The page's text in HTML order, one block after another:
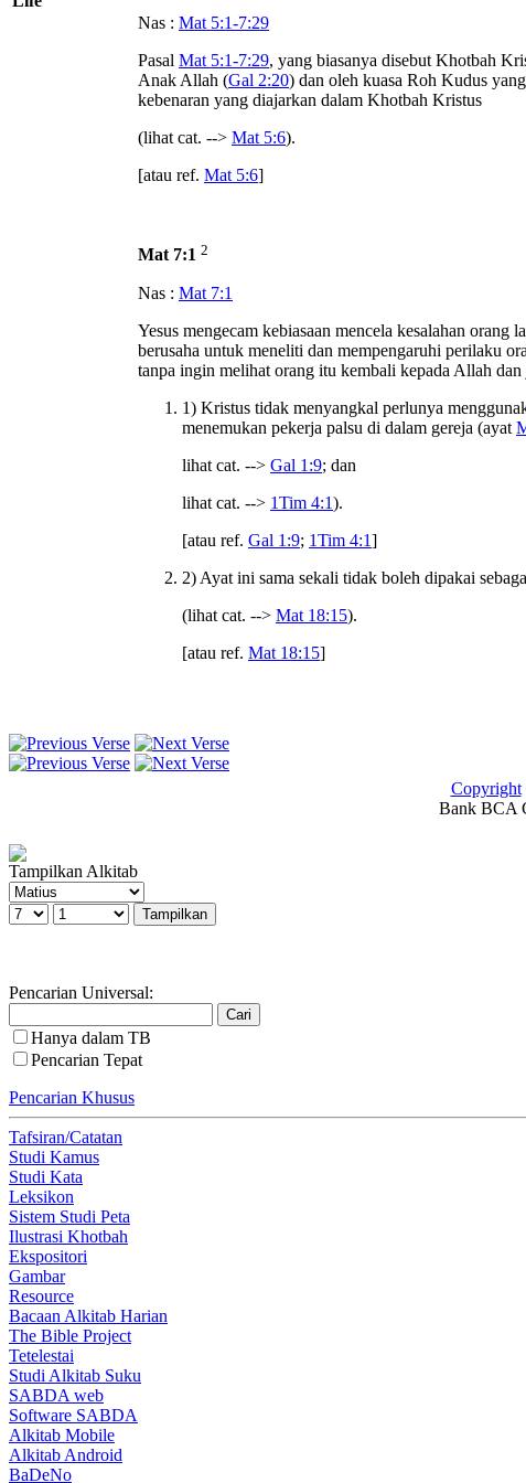
Nas : Mat 5:1-7:29
Pasal Mat 5:1-7:29, yang biasanya disebut Khotbah
Anak Allah (Gal 2:20) dan oleh kuasa Roh Kudus
kebenaran yang diajarkan dalam Khotbah Kristus
(lihat cat. --> Mat 5:6).
[atau ref. Mat 5:6]
Mat 7:1 2
Nas : Mat 7:1
Yesus mengecam kebiasaan mencela kesalahan
berusaha untuk meneliti dan mempengaruhi perilaku
tanpa ingin melihat orang itu kembali kepada Allah
1) Kristus tidak menyangkal perlunya
menemukan pekerja palsu di dalam gereja (ayat
lihat cat. --> Gal 1:9; dan
lihat cat. --> 1Tim 4:1).
[atau ref. Gal 1:9; 1Tim 4:1]
2) Ayat ini sama sekali tidak boleh dipakai
(lihat cat. --> Mat 18:15).
[atau ref. Mat 18:15]
Copyright
Bank BCA
Tampilkan Alkitab
Pencarian Universal:
Hanya dalam TB
Pencarian Tepat
Pencarian Khusus
Tafsiran/Catatan
Studi Kamus
Studi Kata
Leksikon
Sistem Studi Peta
Ilustrasi Khotbah
Ekspositori
Gambar
Resource
Bacaan Alkitab Harian
The Bible Project
Tetelestai
Studi Alkitab Suku
SABDA web
Software SABDA
Alkitab Mobile
Alkitab Android
BaDeNo